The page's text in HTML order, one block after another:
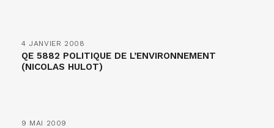
4 JANVIER 2008
QE 5882 POLITIQUE DE L’ENVIRONNEMENT
(NICOLAS HULOT)
9 MAI 2009